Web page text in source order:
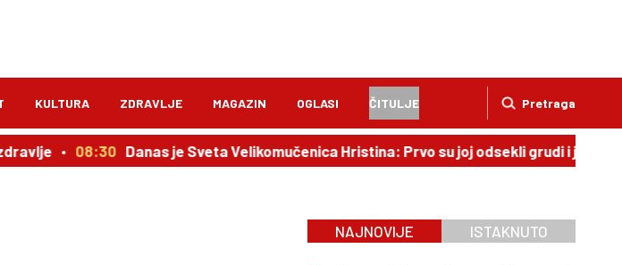
Pretraga
KULTURA ZDRAVLJE MAGAZIN OGLASI ČITULJE
08:30 Danas je Sveta Velikomučenica Hristina: Prvo su joj odsekli grudi i jezik, a potom
NAJNOVIJE ISTAKNUTO